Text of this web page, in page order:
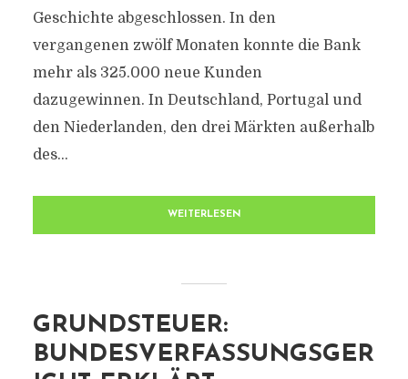
Geschichte abgeschlossen. In den
vergangenen zwölf Monaten konnte die Bank
mehr als 325.000 neue Kunden
dazugewinnen. In Deutschland, Portugal und
den Niederlanden, den drei Märkten außerhalb
des...
WEITERLESEN
GRUNDSTEUER:
BUNDESVERFASSUNGSGER